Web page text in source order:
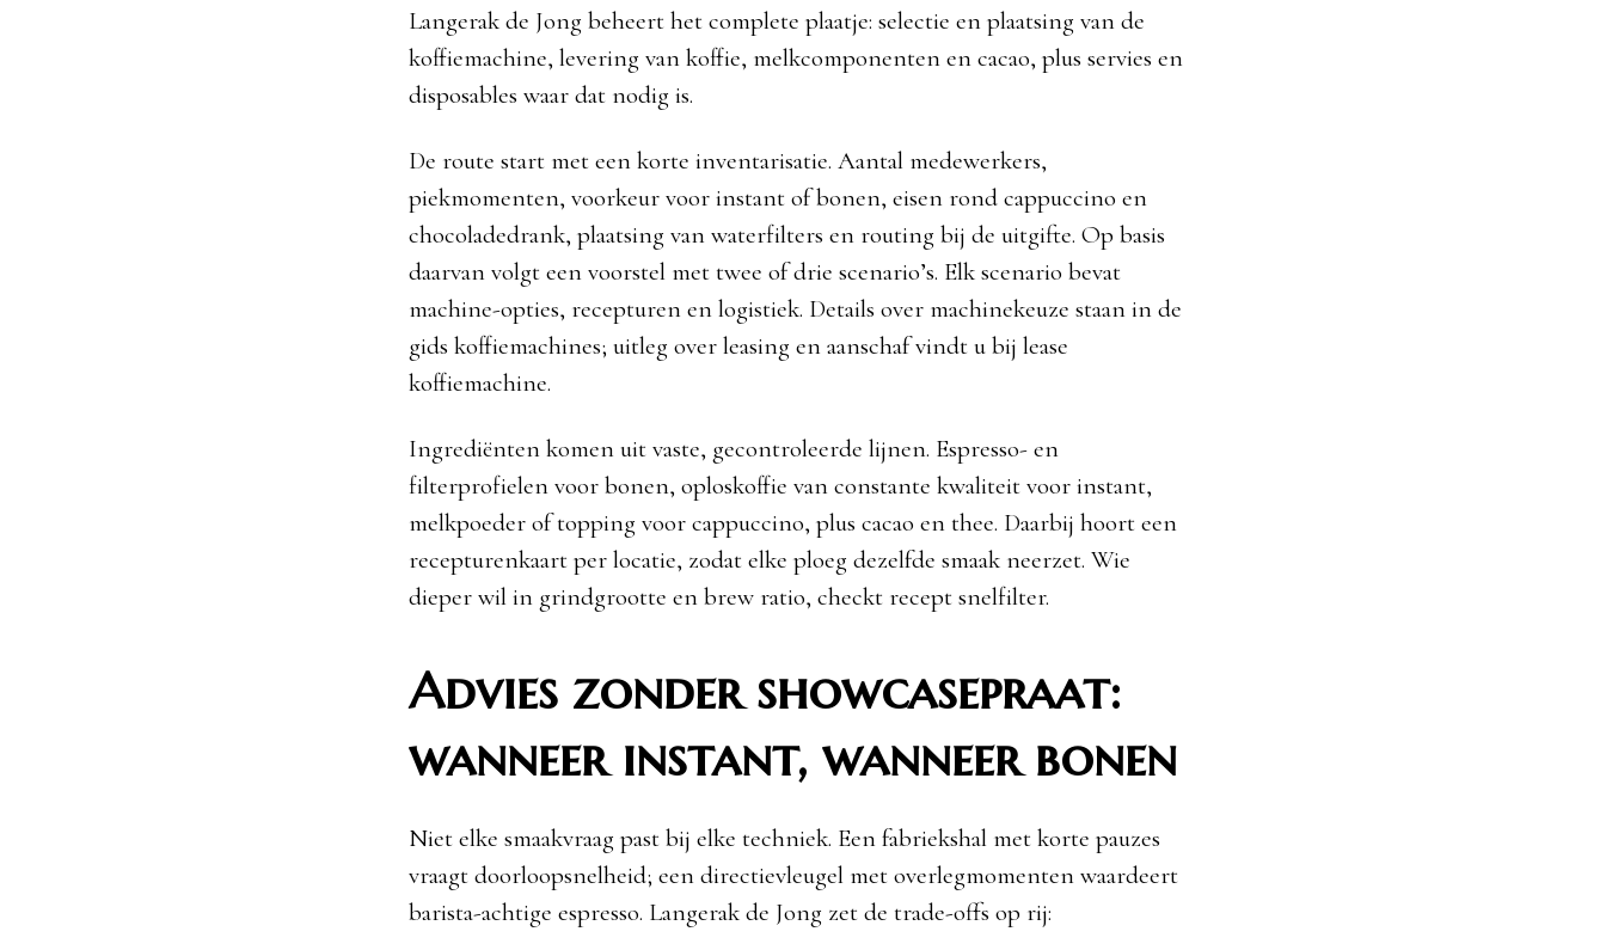
Langerak de Jong beheert het complete plaatje: selectie en plaatsing van de
koffiemachine, levering van koffie, melkcomponenten en cacao, plus servies en
disposables waar dat nodig is.
De route start met een korte inventarisatie. Aantal medewerkers,
piekmomenten, voorkeur voor instant of bonen, eisen rond cappuccino en
chocoladedrank, plaatsing van waterfilters en routing bij de uitgifte. Op basis
daarvan volgt een voorstel met twee of drie scenario’s. Elk scenario bevat
machine-opties, recepturen en logistiek. Details over machinekeuze staan in de
gids koffiemachines; uitleg over leasing en aanschaf vindt u bij lease
koffiemachine.
Ingrediënten komen uit vaste, gecontroleerde lijnen. Espresso- en
filterprofielen voor bonen, oploskoffie van constante kwaliteit voor instant,
melkpoeder of topping voor cappuccino, plus cacao en thee. Daarbij hoort een
recepturenkaart per locatie, zodat elke ploeg dezelfde smaak neerzet. Wie
dieper wil in grindgrootte en brew ratio, checkt recept snelfilter.
Advies zonder showcasepraat:
wanneer instant, wanneer bonen
Niet elke smaakvraag past bij elke techniek. Een fabriekshal met korte pauzes
vraagt doorloopsnelheid; een directievleugel met overlegmomenten waardeert
barista-achtige espresso. Langerak de Jong zet de trade-offs op rij: